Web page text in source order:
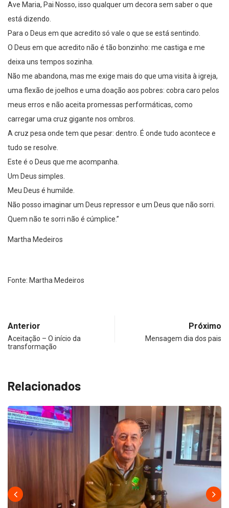
Ave Maria, Pai Nosso, isso qualquer um decora sem saber o que
está dizendo.
Para o Deus em que acredito só vale o que se está sentindo.
O Deus em que acredito não é tão bonzinho: me castiga e me
deixa uns tempos sozinha.
Não me abandona, mas me exige mais do que uma visita à igreja,
uma flexão de joelhos e uma doação aos pobres: cobra caro pelos
meus erros e não aceita promessas performáticas, como
carregar uma cruz gigante nos ombros.
A cruz pesa onde tem que pesar: dentro. É onde tudo acontece e
tudo se resolve.
Este é o Deus que me acompanha.
Um Deus simples.
Meu Deus é humilde.
Não posso imaginar um Deus repressor e um Deus que não sorri.
Quem não te sorri não é cúmplice.”
Martha Medeiros
Fonte: Martha Medeiros
Anterior
Aceitação – O início da
transformação
Próximo
Mensagem dia dos pais
Relacionados